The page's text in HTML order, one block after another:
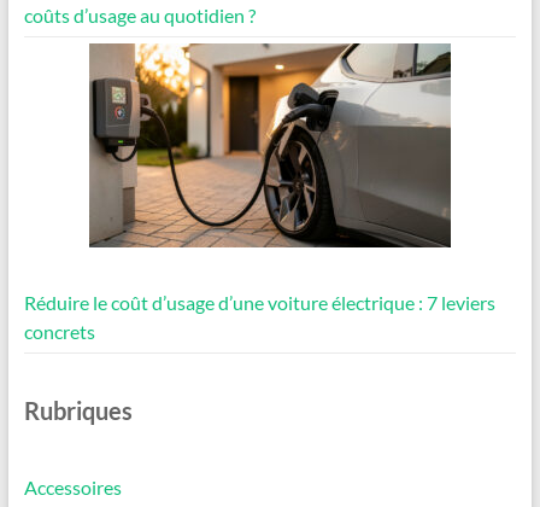
coûts d’usage au quotidien ?
Réduire le coût d’usage d’une voiture électrique : 7 leviers
concrets
Rubriques
Accessoires